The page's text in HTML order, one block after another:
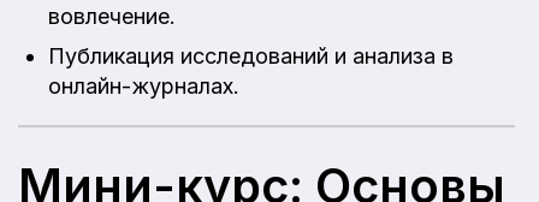
вовлечение.
Публикация исследований и анализа в
онлайн-журналах.
Мини-курс: Основы